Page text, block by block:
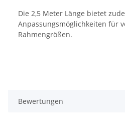
Die 2,5 Meter Länge bietet
Anpassungsmöglichkeiten für
Rahmengrößen.
Bewertungen